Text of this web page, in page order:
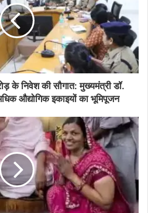
के निवेश की सौगात: मुख्यमंत्री डॉ.
औद्योगिक इकाइयों का भूमिपूजन